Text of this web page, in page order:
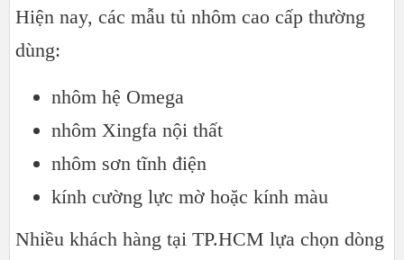
Hiện nay, các mẫu tủ nhôm cao cấp thường
dùng:
nhôm hệ Omega
nhôm Xingfa nội thất
nhôm sơn tĩnh điện
kính cường lực mờ hoặc kính màu
Nhiều khách hàng tại TP.HCM lựa chọn dòng